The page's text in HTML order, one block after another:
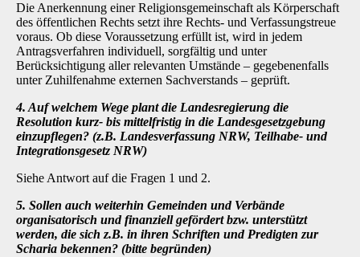
Die Anerkennung einer Religionsgemeinschaft als Körperschaft
des öffentlichen Rechts setzt ihre Rechts- und Verfassungstreue
voraus. Ob diese Voraussetzung erfüllt ist, wird in jedem
Antragsverfahren individuell, sorgfältig und unter
Berücksichtigung aller relevanten Umstände – gegebenenfalls
unter Zuhilfenahme externen Sachverstands – geprüft.
4. Auf welchem Wege plant die Landesregierung die
Resolution kurz- bis mittelfristig in die Landesgesetzgebung
einzupflegen? (z.B. Landesverfassung NRW, Teilhabe- und
Integrationsgesetz NRW)
Siehe Antwort auf die Fragen 1 und 2.
5. Sollen auch weiterhin Gemeinden und Verbände
organisatorisch und finanziell gefördert bzw. unterstützt
werden, die sich z.B. in ihren Schriften und Predigten zur
Scharia bekennen? (bitte begründen)